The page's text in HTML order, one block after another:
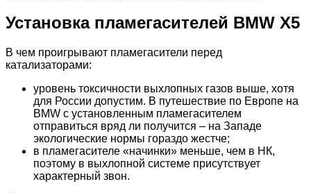
Установка пламегасителей BMW X5
В чем проигрывают пламегасители перед
катализаторами:
уровень токсичности выхлопных газов выше, хотя
для России допустим. В путешествие по Европе на
BMW с установленным пламегасителем
отправиться вряд ли получится – на Западе
экологические нормы гораздо жестче;
в пламегасителе «начинки» меньше, чем в НК,
поэтому в выхлопной системе присутствует
характерный звон.